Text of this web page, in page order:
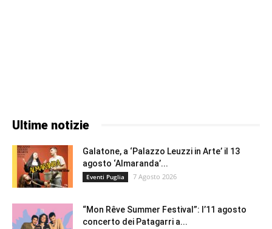
Ultime notizie
Galatone, a ‘Palazzo Leuzzi in Arte’ il 13
agosto ‘Almaranda’...
Eventi Puglia 7 Agosto 2026
“Mon Rêve Summer Festival”: l’11 agosto
concerto dei Patagarri a...